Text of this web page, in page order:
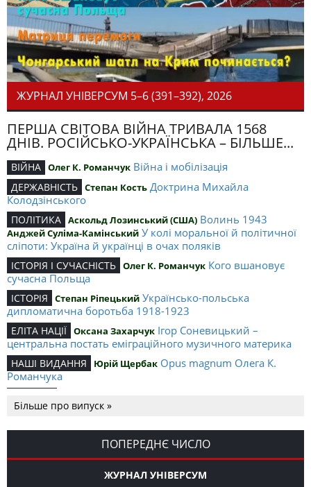
ЖУРНАЛ УНІВЕРСУМ 5–6 (391–392), 2026
ПЕРША СВІТОВА ВІЙНА ТРИВАЛА 1568
ДНІВ. РОСІЙСЬКО-УКРАЇНСЬКА – БІЛЬШЕ...
ВІЙНА Олег К. Романчук Війна і мобілізація
ДЕРЖАВНІСТЬ Степан Кость Доктрина Михайла
Колодзінського
ПОЛІТИКА Аскольд Лозинський (США) Волинь 1943
Анджей Суліма-Камінський У колі моральної й політичної
сліпоти: Україна й українці в очах поляків
ІСТОРІЯ І СУЧАСНІСТЬ Олег К. Романчук Кого вшановує
сучасна Польща
ІСТОРІЯ Степан Ріпецький Українсько-польська
дипломатична боротьба 1918-1923
ЕЛІТА НАЦІЇ Оксана Захарчук Ігор Соневицький –
центральна постать еміграційного музичного материка
НАШІ ВИДАННЯ Юрій Щербак Opus magnum Олега К.
Романчука
Романчука
СЛОВО РЕДАКЦІЙНЕ Олег К. Романчук Журавель і синиця
як уособлення української політстратегії й тактики
Більше про випуск »
ПОПЕРЕДНЄ ЧИСЛО
ЖУРНАЛ УНІВЕРСУМ